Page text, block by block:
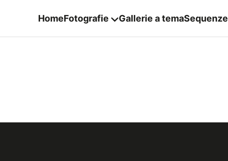
HomeFotografie Gallerie a temaSequenze